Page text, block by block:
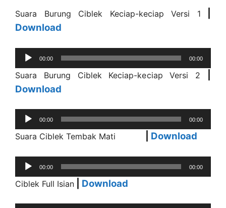
Suara Burung Ciblek Keciap-keciap Versi 1
Download
Audio
Player
00:00 00:00
Suara Burung Ciblek Keciap-keciap Versi 2
Download
Audio
Player
00:00 00:00
Suara Ciblek Tembak Mati Download
Audio
Player
00:00 00:00
Ciblek Full Isian Download